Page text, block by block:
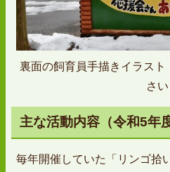
裏面の飼育員手描きイラス
さい
主な活動内容（令和5年度
毎年開催していた「リンゴ拾